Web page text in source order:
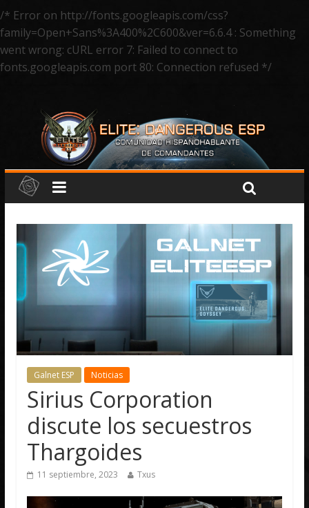
/* Error on http://fonts.googleapis.com/css?
family=Open+Sans%3A400%2C600&ver=6.6.4 : Something
went wrong: cURL error 7: Failed to connect to
fonts.googleapis.com port 80: Connection refused */
Galnet ESP Noticias
Sirius Corporation
discute los secuestros
Thargoides
11 septiembre, 2023 Txus